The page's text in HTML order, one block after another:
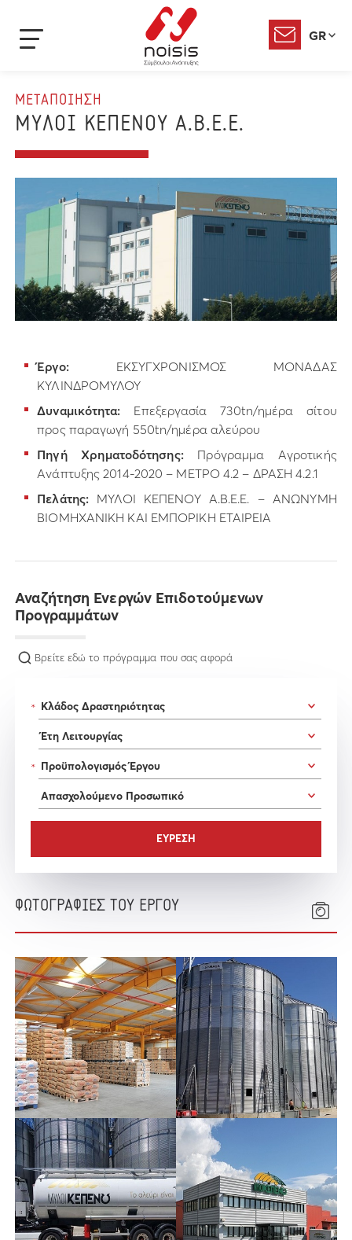
GR
ΜΕΤΑΠΟΙΗΣΗ
ΜΥΛΟΙ ΚΕΠΕΝΟΥ Α.Β.Ε.Ε.
Έργο:ΕΚΣΥΓΧΡΟΝΙΣΜΟΣ ΜΟΝΑΔΑΣ
ΚΥΛΙΝΔΡΟΜΥΛΟΥ
Δυναμικότητα: Επεξεργασία 730tn/ημέρα σίτου
προς παραγωγή 550tn/ημέρα αλεύρου
Πηγή Χρηματοδότησης:Πρόγραμμα Αγροτικής
Ανάπτυξης 2014-2020 – ΜΕΤΡΟ 4.2 – ΔΡΑΣΗ 4.2.1
Πελάτης: ΜΥΛΟΙ ΚΕΠΕΝΟΥ Α.Β.Ε.Ε. – ΑΝΩΝΥΜΗ
ΒΙΟΜΗΧΑΝΙΚΗ ΚΑΙ ΕΜΠΟΡΙΚΗ ΕΤΑΙΡΕΙΑ
Αναζήτηση Ενεργών Επιδοτούμενων
Προγραμμάτων
Βρείτε εδώ το πρόγραμμα που σας αφορά
*
*
ΦΩΤΟΓΡΑΦΙΕΣ ΤΟΥ ΕΡΓΟΥ